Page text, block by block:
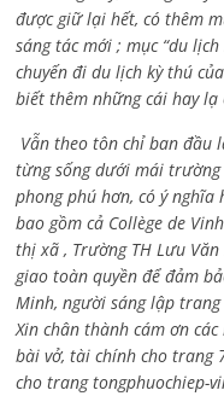
được giữ lại hết, có thêm
sáng tác mới ; mục “du
chuyến đi du lịch kỳ thú
biết thêm những cái hay lạ
Vẫn theo tôn chỉ ban đầu
từng sống dưới mái
phong phú hơn, có ý nghĩa
bao gồm cả Collège de
thị xã , Trường TH Lưu
giao toàn quyền để đảm
Minh, người sáng lập trang
Xin chân thành cám ơn
bài vở, tài chính cho trang
cho trang tongphuochiep-